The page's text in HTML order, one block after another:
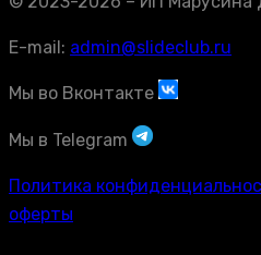
E-mail: admin@slideclub.ru
Мы во Вконтакте
Мы в Telegram
Политика
оферты